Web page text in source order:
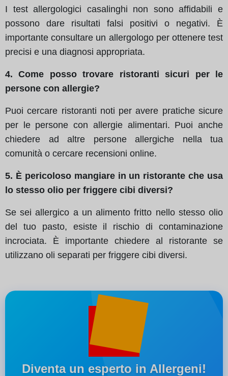
I test allergologici casalinghi non sono affidabili e
possono dare risultati falsi positivi o negativi. È
importante consultare un allergologo per ottenere test
precisi e una diagnosi appropriata.
4. Come posso trovare ristoranti sicuri per le
persone con allergie?
Puoi cercare ristoranti noti per avere pratiche sicure
per le persone con allergie alimentari. Puoi anche
chiedere ad altre persone allergiche nella tua
comunità o cercare recensioni online.
5. È pericoloso mangiare in un ristorante che usa
lo stesso olio per friggere cibi diversi?
Se sei allergico a un alimento fritto nello stesso olio
del tuo pasto, esiste il rischio di contaminazione
incrociata. È importante chiedere al ristorante se
utilizzano oli separati per friggere cibi diversi.
Diventa un esperto in Allergeni!